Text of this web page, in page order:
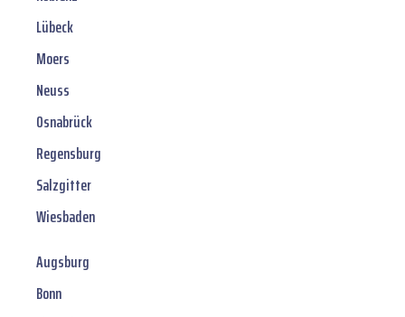
Lübeck
Moers
Neuss
Osnabrück
Regensburg
Salzgitter
Wiesbaden
Augsburg
Bonn